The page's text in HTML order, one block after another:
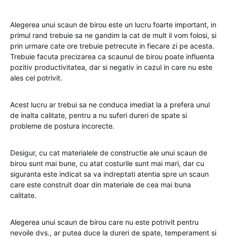
Alegerea unui scaun de birou este un lucru foarte important, in
primul rand trebuie sa ne gandim la cat de mult il vom folosi, si
prin urmare cate ore trebuie petrecute in fiecare zi pe acesta.
Trebuie facuta precizarea ca scaunul de birou poate influenta
pozitiv productivitatea, dar si negativ in cazul in care nu este
ales cel potrivit.
Acest lucru ar trebui sa ne conduca imediat la a prefera unul
de inalta calitate, pentru a nu suferi dureri de spate si
probleme de postura incorecte.
Desigur, cu cat materialele de constructie ale unui scaun de
birou sunt mai bune, cu atat costurile sunt mai mari, dar cu
siguranta este indicat sa va indreptati atentia spre un scaun
care este construit doar din materiale de cea mai buna
calitate.
Alegerea unui scaun de birou care nu este potrivit pentru
nevoile dvs., ar putea duce la dureri de spate, temperament si